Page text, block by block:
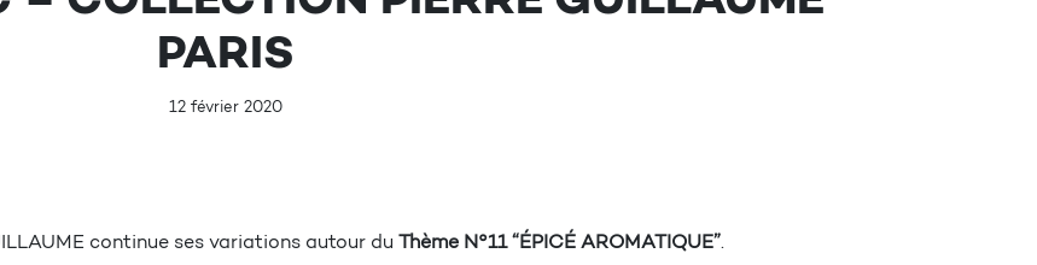
PARIS
12 février 2020
continue ses variations autour du Thème N°11 “ÉPICÉ AROMATIQUE”.